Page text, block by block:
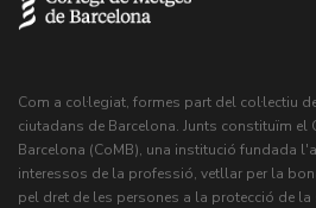
Com a col·legiat, formes part del col·lectiu
ciutadans de Barcelona. Junts constituïm el
Barcelona (CoMB), una institució fundada
interessos de la professió, vetllar per la
pel dret de les persones a la protecció de la